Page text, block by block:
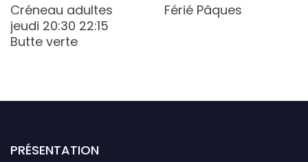
Créneau adultes
jeudi 20:30 22:15
Butte verte
Férié Pâques
PRÉSENTATION